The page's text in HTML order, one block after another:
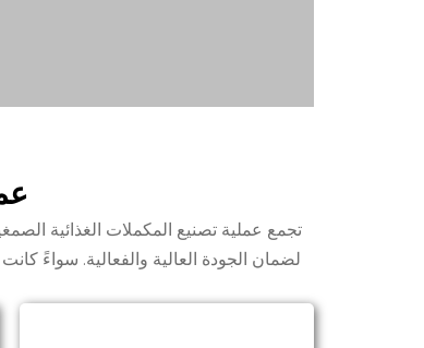
تجمع عملية تصنيع المكملات الغذائية
لضمان الجودة العالية والفعالية. سواءً